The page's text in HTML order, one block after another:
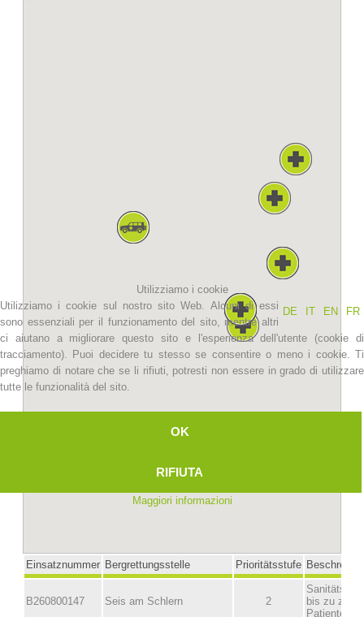
Utilizziamo i cookie
DE
IT EN FR
Utilizziamo i cookie sul nostro sito Web. Alcuni di essi
sono essenziali per il funzionamento del sito, mentre altri
ci aiutano a migliorare questo sito e l'esperienza dell'utente (cookie di
tracciamento). Puoi decidere tu stesso se consentire o meno i cookie. Ti
preghiamo di notare che se li rifiuti, potresti non essere in grado di utilizzare
tutte le funzionalità del sito.
OK
RIFIUTA
Maggiori informazioni